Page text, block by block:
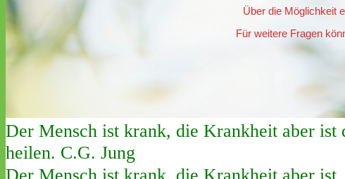
Der Mensch ist krank, die Krankheit aber ist
heilen. C.G. Jung
Der Mensch ist krank, die Krankheit aber ist
Über die Möglichkeit
Für weitere Fragen